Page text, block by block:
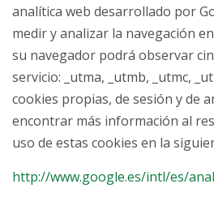
analítica web desarrollado por
medir y analizar la navegación
su navegador podrá observar
servicio: _utma, _utmb, _utmc,
cookies propias, de sesión y de
encontrar más información al
uso de estas cookies en la
http://www.google.es/intl/es/